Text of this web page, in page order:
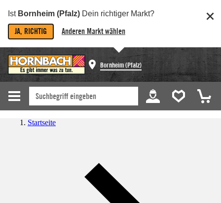
Ist Bornheim (Pfalz) Dein richtiger Markt?
JA, RICHTIG Anderen Markt wählen
Bornheim (Pfalz)
Startseite